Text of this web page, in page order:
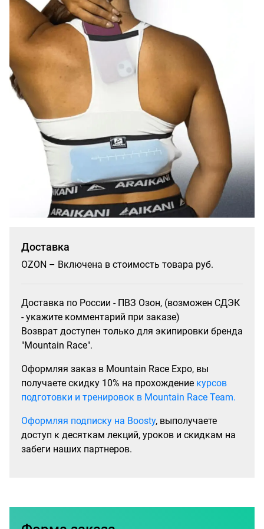
Доставка
OZON – Включена в стоимость товара руб.
Доставка по России - ПВЗ Озон, (возможен СДЭК
- укажите комментарий при заказе)
Возврат доступен только для экипировки бренда
"Mountain Race".
Оформляя заказ в Mountain Race Expo, вы
получаете скидку 10% на прохождение курсов
подготовки и тренировок в Mountain Race Team.
Оформляя подписку на Boosty, выполучаете
доступ к десяткам лекций, уроков и скидкам на
забеги наших партнеров.